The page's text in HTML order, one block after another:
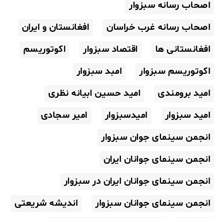
اصحاب رسانه سبزوار
اصحاب رسانه غرب خراسان
افغانستان و ایران
افغانستانی ها
اقتصاد سبزوار
اکوتوریسم
اکوتوریسم سبزوار
امبد سبزوار
امید برومندی
امید حسین ابیانه نظری
امید سبزوار
امیدسبزوار
امیر سجادی
انجمن سینمای جوان سبزوار
انجمن سینمای جوانان ایران
انجمن سینمای جوانان ایران در سبزوار
انجمن سینمای جوانان سبزوار
اندیشه شریعتی